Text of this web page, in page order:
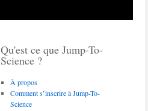
Qu'est ce que Jump-To-
Science ?
À propos
Comment s’inscrire à Jump-To-
Science